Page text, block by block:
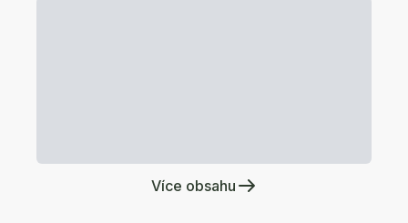
Více obsahu